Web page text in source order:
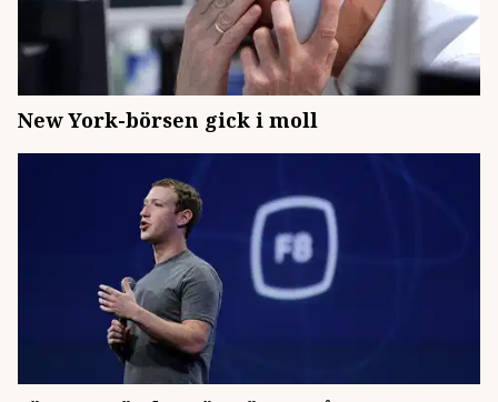
New York-börsen gick i moll